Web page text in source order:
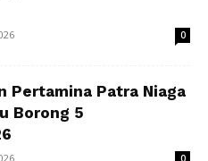
0
Pertamina Patra Niaga
Borong 5
0